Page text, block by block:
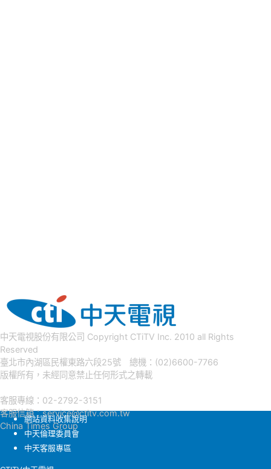
中天電視股份有限公司 Copyright CTiTV Inc. 2010 all Rights
Reserved
臺北市內湖區民權東路六段25號 總機：(02)6600-7766
版權所有，未經同意禁止任何形式之轉載
客服專線：02-2792-3151
客服信箱：service@ctitv.com.tw
China Times Group
網站資料收集說明
中天倫理委員會
中天客服專區